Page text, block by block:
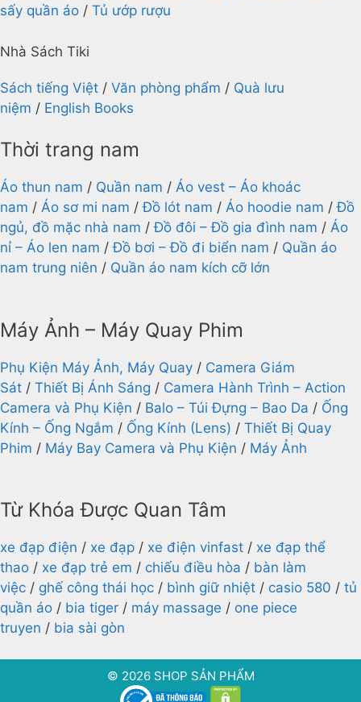
sấy quần áo / Tủ ướp rượu
Nhà Sách Tiki
Sách tiếng Việt / Văn phòng phẩm / Quà lưu
niệm / English Books
Thời trang nam
Áo thun nam / Quần nam / Áo vest – Áo khoác
nam / Áo sơ mi nam /Đồ lót nam / Áo hoodie nam /Đồ
ngủ, đồ mặc nhà nam /Đồ đôi – Đồ gia đình nam / Áo
nỉ – Áo len nam /Đồ bơi – Đồ đi biển nam / Quần áo
nam trung niên / Quần áo nam kích cỡ lớn
Máy Ảnh – Máy Quay Phim
Phụ Kiện Máy Ảnh, Máy Quay / Camera Giám
Sát / Thiết Bị Ánh Sáng / Camera Hành Trình – Action
Camera và Phụ Kiện / Balo – Túi Đựng – Bao Da / Ống
Kính – Ống Ngắm / Ống Kính (Lens) / Thiết Bị Quay
Phim / Máy Bay Camera và Phụ Kiện / Máy Ảnh
Từ Khóa Được Quan Tâm
xe đạp điện / xe đạp / xe điện vinfast / xe đạp thể
thao / xe đạp trẻ em / chiếu điều hòa / bàn làm
việc / ghế công thái học / bình giữ nhiệt / casio 580 / tủ
quần áo / bia tiger / máy massage / one piece
truyen / bia sài gòn
© 2026 SHOP SẢN PHẨM